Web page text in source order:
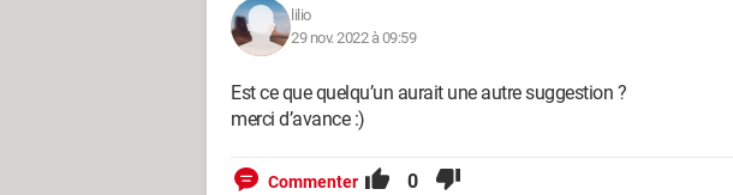
lilio
29 nov. 2022 à 09:59
Est ce que quelqu’un aurait une autre suggestion ?
merci d’avance :)
Commenter 0